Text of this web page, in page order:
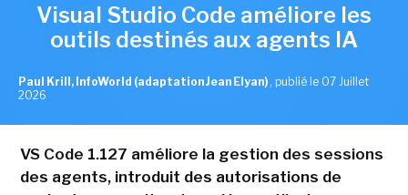
Visual Studio Code améliore les
outils destinés aux agents IA
Paul Krill, InfoWorld (adaptation Jean Elyan) , publié le 07 Juillet
2026
VS Code 1.127 améliore la gestion des sessions
des agents, introduit des autorisations de